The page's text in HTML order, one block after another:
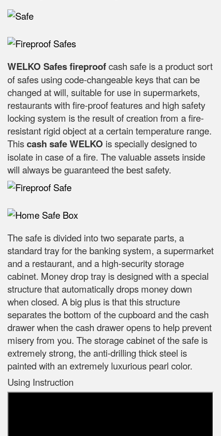
WELKO Safes fireproofcash safe is a product sort
of safes using code-changeable keys that can be
changed at will, suitable for use in supermarkets,
restaurants with fire-proof features and high safety
locking system is the result of creation from a fire-
resistant rigid object at a certain temperature range.
Thiscash safe WELKO is specially designed to
isolate in case of a fire. The valuable assets inside
will always be guaranteed the best safety.
The safe is divided into two separate parts, a
standard tray for the banking system, a supermarket
and a restaurant, and a high-security storage
cabinet. Money drop tray is designed with a special
structure that automatically drops money down
when closed. A big plus is that this structure
separates the bottom of the cupboard and the cash
drawer when the cash drawer opens to help prevent
misery from you. The storage cabinet of the safe is
extremely strong, the anti-drilling thick steel is
painted with an extremely luxurious pearl color.
Using Instruction